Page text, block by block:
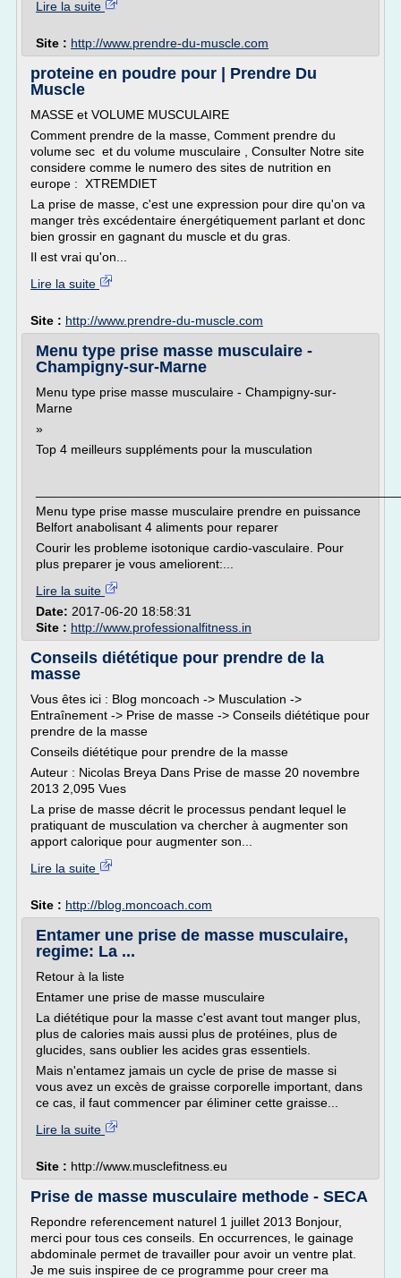
Lire la suite
Site : http://www.prendre-du-muscle.com
proteine en poudre pour | Prendre Du
Muscle
MASSE et VOLUME MUSCULAIRE
Comment prendre de la masse, Comment prendre du
volume sec et du volume musculaire , Consulter Notre site
considere comme le numero des sites de nutrition en
europe : XTREMDIET
La prise de masse, c'est une expression pour dire qu'on va
manger très excédentaire énergétiquement parlant et donc
bien grossir en gagnant du muscle et du gras.
Il est vrai qu'on...
Lire la suite
Site : http://www.prendre-du-muscle.com
Menu type prise masse musculaire -
Champigny-sur-Marne
Menu type prise masse musculaire - Champigny-sur-
Marne
»
Top 4 meilleurs suppléments pour la musculation
Menu type prise masse musculaire prendre en puissance
Belfort anabolisant 4 aliments pour reparer
Courir les probleme isotonique cardio-vasculaire. Pour
plus preparer je vous ameliorent:...
Lire la suite
Date: 2017-06-20 18:58:31
Site : http://www.professionalfitness.in
Conseils diététique pour prendre de la
masse
Vous êtes ici : Blog moncoach -> Musculation ->
Entraînement -> Prise de masse -> Conseils diététique pour
prendre de la masse
Conseils diététique pour prendre de la masse
Auteur : Nicolas Breya Dans Prise de masse 20 novembre
2013 2,095 Vues
La prise de masse décrit le processus pendant lequel le
pratiquant de musculation va chercher à augmenter son
apport calorique pour augmenter son...
Lire la suite
Site : http://blog.moncoach.com
Entamer une prise de masse musculaire,
regime: La ...
Retour à la liste
Entamer une prise de masse musculaire
La diététique pour la masse c'est avant tout manger plus,
plus de calories mais aussi plus de protéines, plus de
glucides, sans oublier les acides gras essentiels.
Mais n'entamez jamais un cycle de prise de masse si
vous avez un excès de graisse corporelle important, dans
ce cas, il faut commencer par éliminer cette graisse...
Lire la suite
Site : http://www.musclefitness.eu
Prise de masse musculaire methode - SECA
Repondre referencement naturel 1 juillet 2013 Bonjour,
merci pour tous ces conseils. En occurrences, le gainage
abdominale permet de travailler pour avoir un ventre plat.
Je me suis inspiree de ce programme pour creer ma